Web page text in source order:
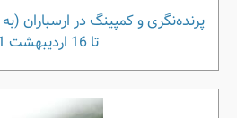
تا 16 اردیبهشت 1401